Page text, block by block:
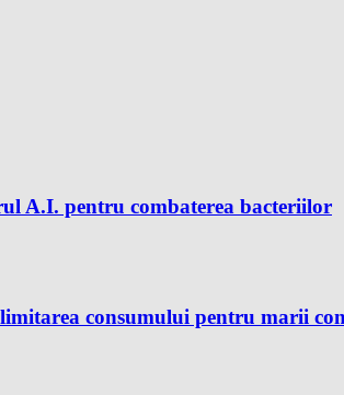
A.I. pentru combaterea bacteriilor
consumului pentru marii